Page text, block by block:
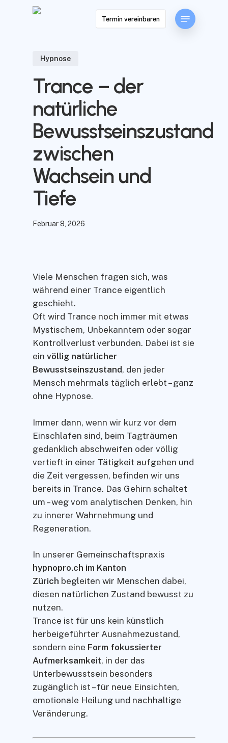
Termin vereinbaren
Menu
Hypnose
Trance – der
natürliche
Bewusstseinszustand
zwischen
Wachsein und
Tiefe
Februar 8, 2026
Viele Menschen fragen sich, was
während einer Trance eigentlich
geschieht.
Oft wird Trance noch immer mit etwas
Mystischem, Unbekanntem oder sogar
Kontrollverlust verbunden. Dabei ist sie
ein völlig natürlicher
Bewusstseinszustand, den jeder
Mensch mehrmals täglich erlebt – ganz
ohne Hypnose.
Immer dann, wenn wir kurz vor dem
Einschlafen sind, beim Tagträumen
gedanklich abschweifen oder völlig
vertieft in einer Tätigkeit aufgehen und
die Zeit vergessen, befinden wir uns
bereits in Trance. Das Gehirn schaltet
um – weg vom analytischen Denken, hin
zu innerer Wahrnehmung und
Regeneration.
In unserer Gemeinschaftspraxis
hypnopro.ch im Kanton
Zürich begleiten wir Menschen dabei,
diesen natürlichen Zustand bewusst zu
nutzen.
Trance ist für uns kein künstlich
herbeigeführter Ausnahmezustand,
sondern eine Form fokussierter
Aufmerksamkeit, in der das
Unterbewusstsein besonders
zugänglich ist – für neue Einsichten,
emotionale Heilung und nachhaltige
Veränderung.